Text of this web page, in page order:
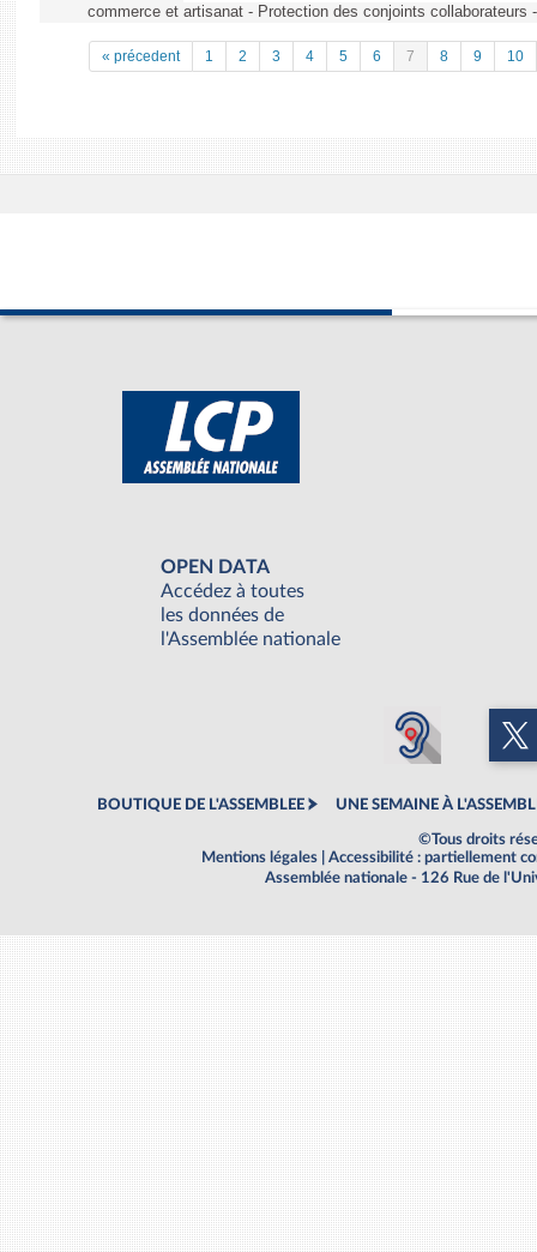
commerce et artisanat - Protection des conjoints collaborateurs
« précedent 1 2 3 4 5 6 7 8 9 10
OPEN DATA
Accédez à toutes
les données de
l'Assemblée nationale
BOUTIQUE DE L'ASSEMBLEE UNE SEMAINE À
©Tous droits
Mentions légales
Accessibilité : partiellement
Assemblée nationale - 126 Rue de